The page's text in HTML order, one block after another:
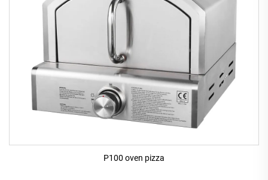
P100 oven pizza